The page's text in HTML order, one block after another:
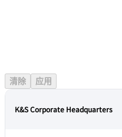
Americas
Southeast Asia
清除 应用
K&S Corporate Headquarters